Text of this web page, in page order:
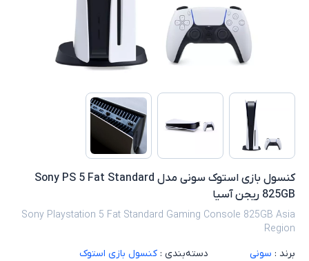
کنسول بازی استوک سونی مدل Sony PS 5 Fat Standard
825GB ریجن آسیا
Sony Playstation 5 Fat Standard Gaming Console 825GB Asia
Region
برند : سونی دسته‌بندی : کنسول بازی استوک